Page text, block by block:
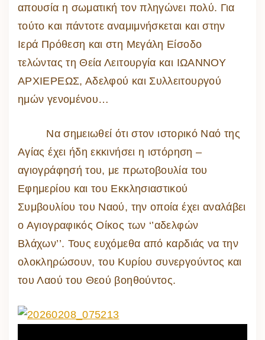
απουσία η σωματική τον πληγώνει πολύ. Για
τούτο και πάντοτε αναμιμνήσκεται και στην
Ιερά Πρόθεση και στη Μεγάλη Είσοδο
τελώντας τη Θεία Λειτουργία και ΙΩΑΝΝΟΥ
ΑΡΧΙΕΡΕΩΣ, Αδελφού και Συλλειτουργού
ημών γενομένου…
Να σημειωθεί ότι στον ιστορικό Ναό της
Αγίας έχει ήδη εκκινήσει η ιστόρηση –
αγιογράφησή του, με πρωτοβουλία του
Εφημερίου και του Εκκλησιαστικού
Συμβουλίου του Ναού, την οποία έχει αναλάβει
ο Αγιογραφικός Οίκος των ‘’αδελφών
Βλάχων’’. Τους ευχόμεθα από καρδιάς να την
ολοκληρώσουν, του Κυρίου συνεργούντος και
του Λαού του Θεού βοηθούντος.